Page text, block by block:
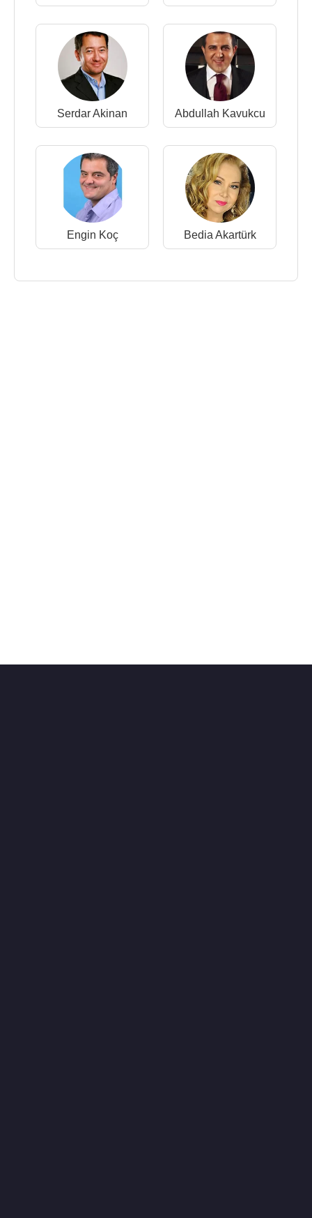
Serdar Akinan Abdullah Kavukcu
Engin Koç Bedia Akartürk